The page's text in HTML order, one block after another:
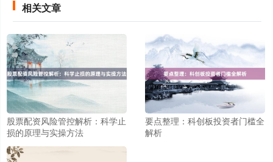
相关文章
股票配资风险管控解析：科学止
损的原理与实操方法
要点整理：科创板投资者门槛全
解析
北证50 +11.37 +1.01%